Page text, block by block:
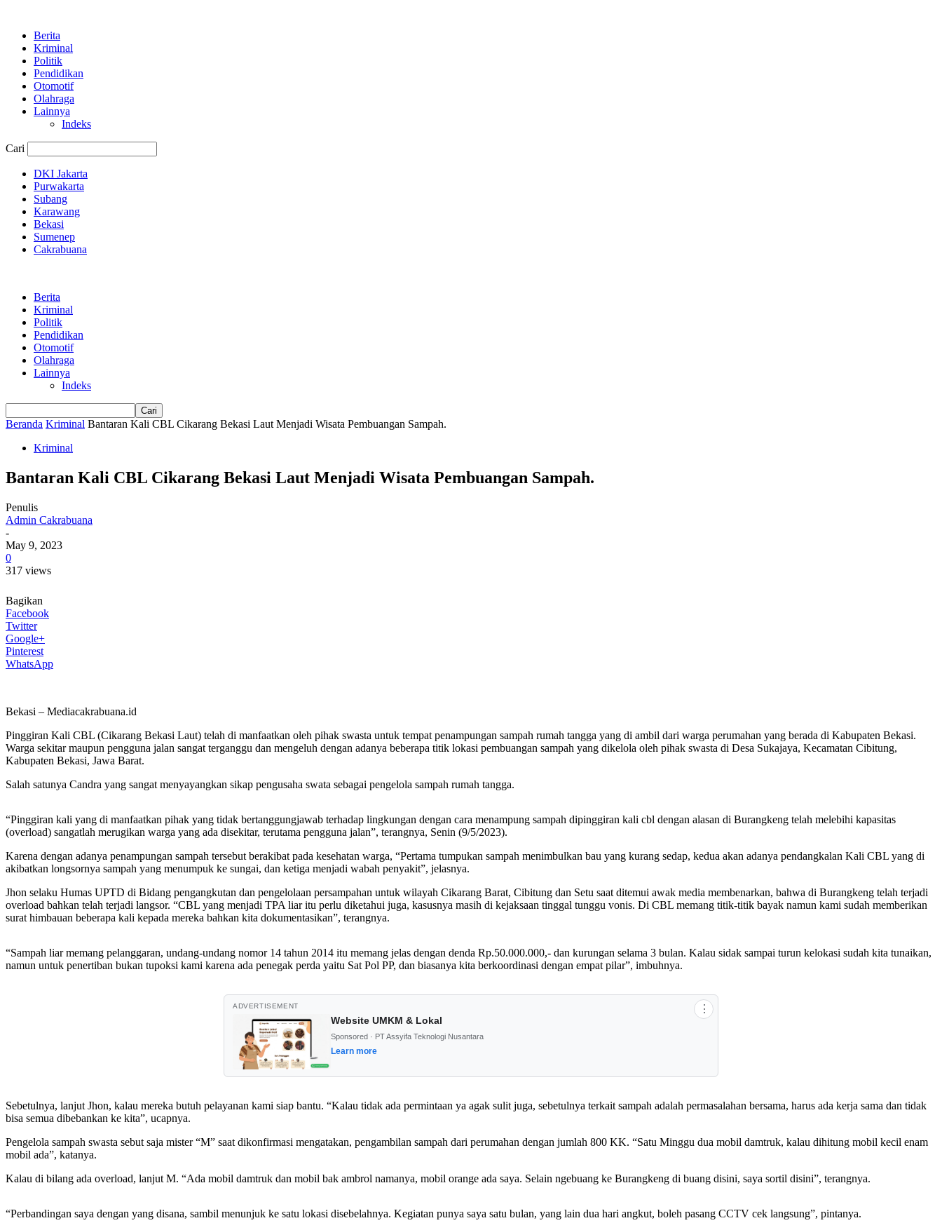
Berita
Kriminal
Politik
Pendidikan
Otomotif
Olahraga
Lainnya
Indeks
Cari
DKI Jakarta
Purwakarta
Subang
Karawang
Bekasi
Sumenep
Cakrabuana
Berita
Kriminal
Politik
Pendidikan
Otomotif
Olahraga
Lainnya
Indeks
Beranda Kriminal Bantaran Kali CBL Cikarang Bekasi Laut Menjadi Wisata Pembuangan Sampah.
Kriminal
Bantaran Kali CBL Cikarang Bekasi Laut Menjadi Wisata Pembuangan Sampah.
Penulis
Admin Cakrabuana
-
May 9, 2023
0
317 views
Bagikan
Facebook
Twitter
Google+
Pinterest
WhatsApp
Bekasi – Mediacakrabuana.id
Pinggiran Kali CBL (Cikarang Bekasi Laut) telah di manfaatkan oleh pihak swasta untuk tempat penampungan sampah rumah tangga yang di ambil dari warga perumahan yang berada di Kabupaten Bekasi.
Warga sekitar maupun pengguna jalan sangat terganggu dan mengeluh dengan adanya beberapa titik lokasi pembuangan sampah yang dikelola oleh pihak swasta di Desa Sukajaya, Kecamatan Cibitung,
Kabupaten Bekasi, Jawa Barat.
Salah satunya Candra yang sangat menyayangkan sikap pengusaha swata sebagai pengelola sampah rumah tangga.
“Pinggiran kali yang di manfaatkan pihak yang tidak bertanggungjawab terhadap lingkungan dengan cara menampung sampah dipinggiran kali cbl dengan alasan di Burangkeng telah melebihi kapasitas
(overload) sangatlah merugikan warga yang ada disekitar, terutama pengguna jalan”, terangnya, Senin (9/5/2023).
Karena dengan adanya penampungan sampah tersebut berakibat pada kesehatan warga, “Pertama tumpukan sampah menimbulkan bau yang kurang sedap, kedua akan adanya pendangkalan Kali CBL yang di
akibatkan longsornya sampah yang menumpuk ke sungai, dan ketiga menjadi wabah penyakit”, jelasnya.
Jhon selaku Humas UPTD di Bidang pengangkutan dan pengelolaan persampahan untuk wilayah Cikarang Barat, Cibitung dan Setu saat ditemui awak media membenarkan, bahwa di Burangkeng telah terjadi
overload bahkan telah terjadi langsor. “CBL yang menjadi TPA liar itu perlu diketahui juga, kasusnya masih di kejaksaan tinggal tunggu vonis. Di CBL memang titik-titik bayak namun kami sudah memberikan
surat himbauan beberapa kali kepada mereka bahkan kita dokumentasikan”, terangnya.
“Sampah liar memang pelanggaran, undang-undang nomor 14 tahun 2014 itu memang jelas dengan denda Rp.50.000.000,- dan kurungan selama 3 bulan. Kalau sidak sampai turun kelokasi sudah kita tunaikan,
namun untuk penertiban bukan tupoksi kami karena ada penegak perda yaitu Sat Pol PP, dan biasanya kita berkoordinasi dengan empat pilar”, imbuhnya.
ADVERTISEMENT ⋮
Website UMKM & Lokal
Sponsored · PT Assyifa Teknologi Nusantara
Learn more
Sebetulnya, lanjut Jhon, kalau mereka butuh pelayanan kami siap bantu. “Kalau tidak ada permintaan ya agak sulit juga, sebetulnya terkait sampah adalah permasalahan bersama, harus ada kerja sama dan tidak
bisa semua dibebankan ke kita”, ucapnya.
Pengelola sampah swasta sebut saja mister “M” saat dikonfirmasi mengatakan, pengambilan sampah dari perumahan dengan jumlah 800 KK. “Satu Minggu dua mobil damtruk, kalau dihitung mobil kecil enam
mobil ada”, katanya.
Kalau di bilang ada overload, lanjut M. “Ada mobil damtruk dan mobil bak ambrol namanya, mobil orange ada saya. Selain ngebuang ke Burangkeng di buang disini, saya sortil disini”, terangnya.
“Perbandingan saya dengan yang disana, sambil menunjuk ke satu lokasi disebelahnya. Kegiatan punya saya satu bulan, yang lain dua hari angkut, boleh pasang CCTV cek langsung”, pintanya.